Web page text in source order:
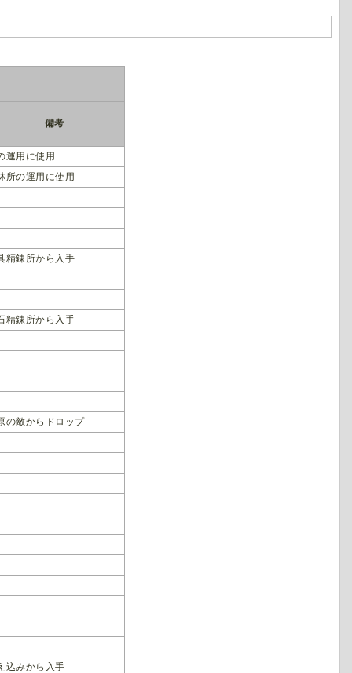
備考
運用に使用
所の運用に使用
精錬所から入手
精錬所から入手
の敵からドロップ
込みから入手